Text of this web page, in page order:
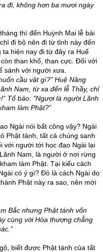
đi, không hơn ba mươi ngày
thì đến Huỳnh Mai lễ bái
đi bộ nên đi từ tỉnh này đến
hiện nay đi từ đây ra Huế
than khổ, than cực. Đối với
sánh với người xưa.
cầu vật gì?” Huệ Năng
Nam, từ xa đến lễ Thầy, chỉ
Tổ bảo: “Ngươi là người Lãnh
làm Phật?”
Ngài nói bất công vậy? Ngài
Phật tánh, tất cả chúng sanh
với người tới học đạo Ngài lại
Nam, là người ở nơi rừng
làm Phật. Tại kiểu cách
có ý gì? Đó là cách Ngài dọ
Phật này ra sao, nên mới
Bắc nhưng Phật tánh vốn
cùng với Hòa thượng chẳng
biết được Phật tánh của tất